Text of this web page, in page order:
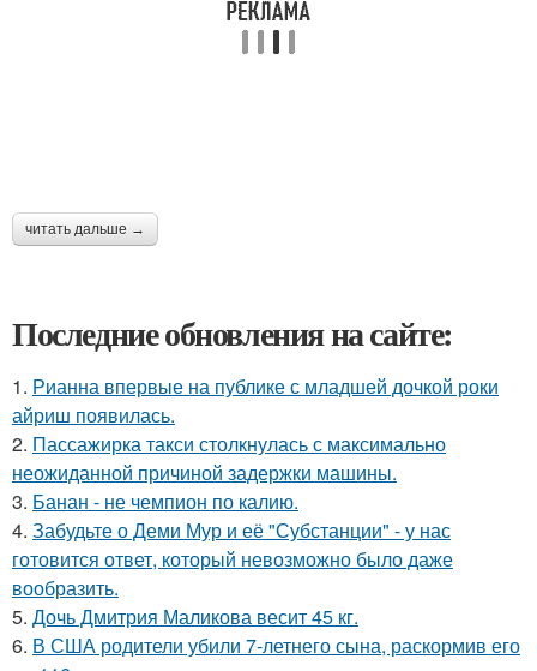
читать дальше →
Последние обновления на сайте:
1. Рианна впервые на публике с младшей дочкой роки
айриш появилась.
2. Пассажирка такси столкнулась с максимально
неожиданной причиной задержки машины.
3. Банан - не чемпион по калию.
4. Забудьте о Деми Мур и её "Субстанции" - у нас
готовится ответ, который невозможно было даже
вообразить.
5. Дочь Дмитрия Маликова весит 45 кг.
6. В США родители убили 7-летнего сына, раскормив его